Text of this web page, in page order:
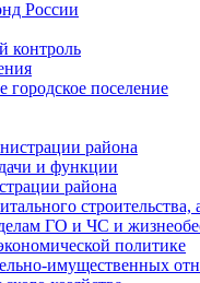
России
контроль
городское поселение
района
и функции
района
ГО и ЧС и
политике
имущественных